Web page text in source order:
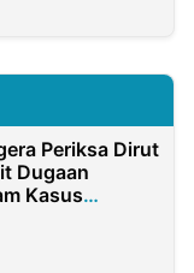
Periksa Dirut
Dugaan
Kasus
Rp2,58